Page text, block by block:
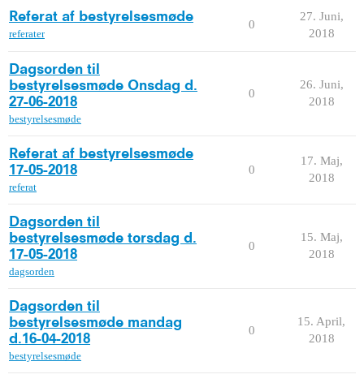
Referat af bestyrelsesmøde
referater
0
27. Juni,
2018
Dagsorden til
bestyrelsesmøde Onsdag d.
27-06-2018
bestyrelsesmøde
0
26. Juni,
2018
Referat af bestyrelsesmøde
17-05-2018
referat
0
17. Maj,
2018
Dagsorden til
bestyrelsesmøde torsdag d.
17-05-2018
dagsorden
0
15. Maj,
2018
Dagsorden til
bestyrelsesmøde mandag
d.16-04-2018
bestyrelsesmøde
0
15. April,
2018